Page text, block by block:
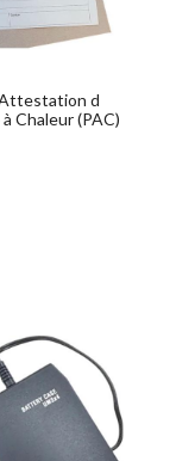
d
Chaleur (PAC)